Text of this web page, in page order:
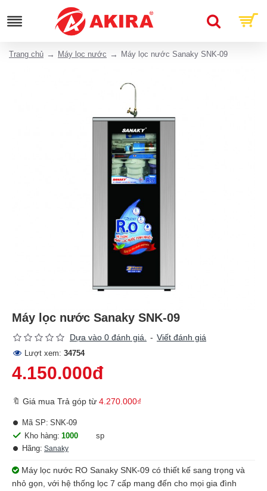
Trang chủ Máy lọc nước Máy lọc nước Sanaky SNK-09
Máy lọc nước Sanaky SNK-09
Dựa vào 0 đánh giá. - Viết đánh giá
Lượt xem: 34754
4.150.000đ
🔖 Giá mua Trả góp từ 4.270.000₫
Kho hàng: 1000
sp
Hãng: Sanaky
Mã SP: SNK-09
Máy lọc nước RO Sanaky SNK-09 có thiết kế sang trọng và
nhỏ gọn, với hệ thống lọc 7 cấp mang đến cho mọi gia đình